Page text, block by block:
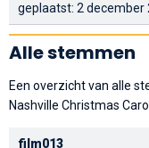
geplaatst: 2 december
Alle stemmen
Een overzicht van alle
Nashville Christmas
film013